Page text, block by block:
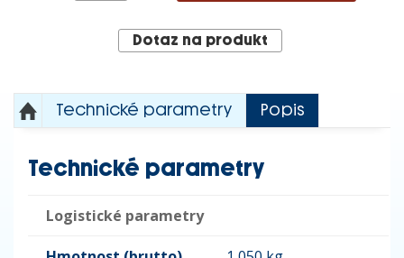
Dotaz na produkt
Technické parametry Popis
Technické parametry
Logistické parametry